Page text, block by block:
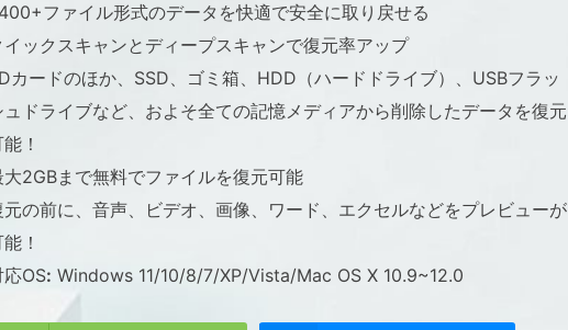
ファイル形式のデータを快適で安全に取り戻せる
イックスキャンとディープスキャンで復元率アップ
カードのほか、SSD、ゴミ箱、HDD（ハードドライブ）、USBフラッ
ュドライブなど、およそ全ての記憶メディアから削除したデータを復元
！
大2GBまで無料でファイルを復元可能
元の前に、音声、ビデオ、画像、ワード、エクセルなどをプレビューが
！
応OS: Windows 11/10/8/7/XP/Vista/Mac OS X 10.9~12.0